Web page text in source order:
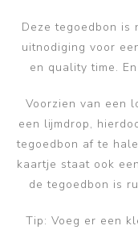
Deze tegoedbon is
uitnodiging voor
en quality time.
Voorzien van een
een lijmdrop,
tegoedbon af te
kaartje staat ook
de tegoedbon is
Tip: Voeg er een